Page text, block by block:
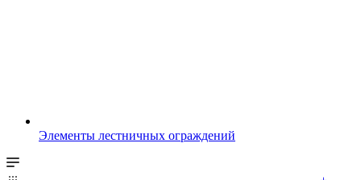
Элементы лестничных ограждений